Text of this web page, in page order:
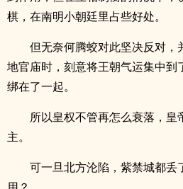
棋，在南明小朝廷里占些好处。
但无奈何腾蛟对此坚决反对，
地官庙时，刻意将王朝气运集中到
绑在了一起。
所以皇权不管再怎么衰落，皇
主。
可一旦北方沦陷，紫禁城都丢